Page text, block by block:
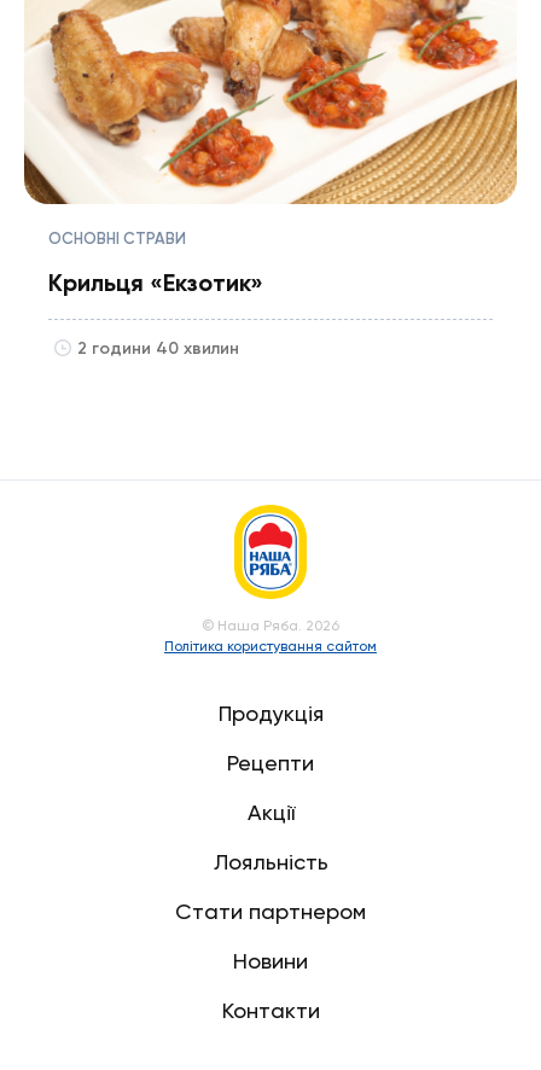
ОСНОВНІ СТРАВИ
Крильця «Екзотик»
2 години 40 хвилин
© Наша Ряба. 2026
Політика користування сайтом
Продукція
Рецепти
Акції
Лояльність
Стати партнером
Новини
Контакти